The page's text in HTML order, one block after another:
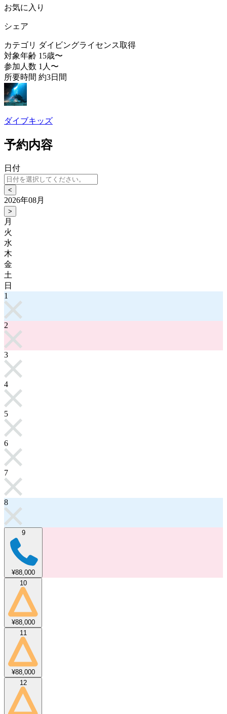
お気に入り
シェア
カテゴリ ダイビングライセンス取得
対象年齢 15歳〜
参加人数 1人〜
所要時間 約3日間
ダイブキッズ
予約内容
日付
<
2026年08月
>
月
火
水
木
金
土
日
1
2
3
4
5
6
7
8
9
¥88,000
10
¥88,000
11
¥88,000
12